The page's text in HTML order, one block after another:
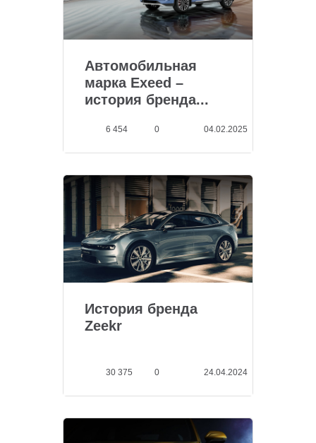
Автомобильная
марка Exeed –
история бренда...
6 454 0 04.02.2025
История бренда
Zeekr
30 375 0 24.04.2024